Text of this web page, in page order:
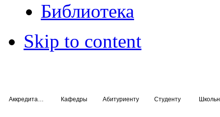
Библиотека
Skip to content
Кафедры Абитуриенту Студенту